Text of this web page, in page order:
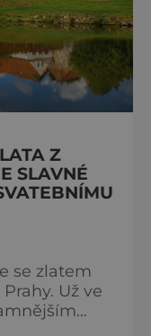
Z
SLAVNÉ
se zlatem
Už ve